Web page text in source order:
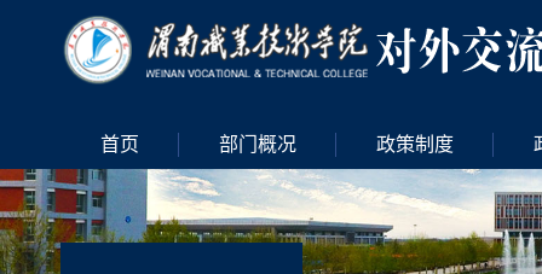
首页 部门概况 政策制度